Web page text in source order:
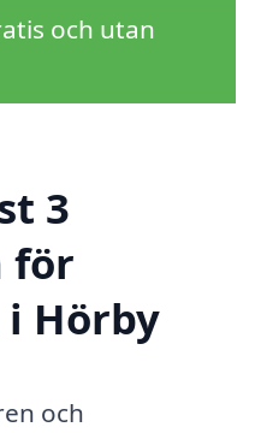
och utan
3
för
Hörby
och